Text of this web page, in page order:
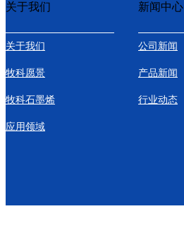
关于我们 新闻中心
关于我们
牧科愿景
牧科石墨烯
应用领域
公司新闻
产品新闻
行业动态